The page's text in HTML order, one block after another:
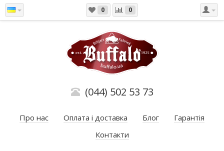
0 0
(044) 502 53 73
Про нас Оплата і доставка Блог
Гарантія
Контакти